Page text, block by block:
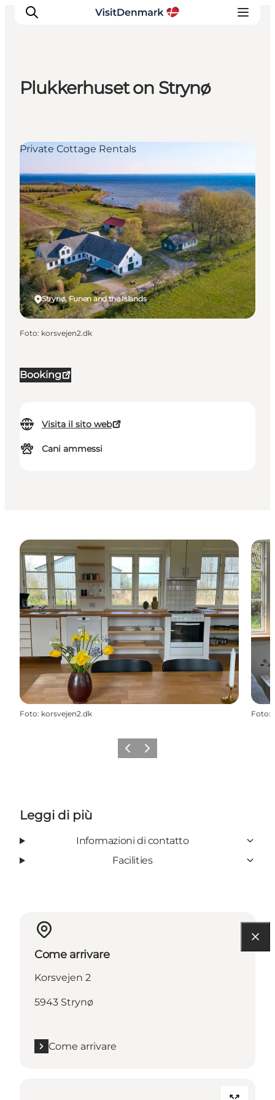
Cosa fare
Dove dormire
Pianifica il viaggio
Plukkerhuset on Strynø
Booking
Visita il sito web
Cani ammessi
Strynø, Funen and the Islands
Private Cottage Rentals
Foto: korsvejen2.dk
Foto: korsvejen2.dk Foto:
Precedente
Avanti
Leggi di più
Informazioni di contatto
Facilities
Come arrivare
Korsvejen 2
5943 Strynø
Come arrivare